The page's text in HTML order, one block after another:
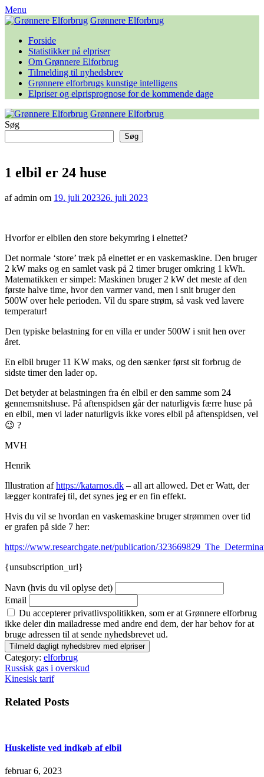
Skip
to
Menu
Grønnere Elforbrug
Forside
Statistikker på elpriser
Om Grønnere Elforbrug
Tilmelding til nyhedsbrev
Grønnere elforbrugs kunstige intelligens
Elpriser og elprisprognose for de kommende dage
Grønnere Elforbrug
Søg
Søg
1 elbil er 24 huse
af admin om 19. juli 202326. juli 2023
Hvorfor er elbilen den store bekymring i elnettet?
Det normale ‘store’ træk på elnettet er en vaskemaskine. Den bruger
2 kW maks og en samlet vask på 2 timer bruger omkring 1 kWh.
Matematikken er simpel: Maskinen bruger 2 kW det meste af den
første halve time, hvor den varmer vand, men i snit bruger den
500W over hele perioden. Vil du spare strøm, så vask ved lavere
temperatur!
Den typiske belastning for en villa er under 500W i snit hen over
året.
En elbil bruger 11 KW maks, og den sænker først sit forbrug de
sidste timer den lader op.
Det betyder at belastningen fra én elbil er den samme som 24
gennemsnitshuse. På aftenspidsen går der naturligvis færre huse på
en elbil, men vi lader naturligvis ikke vores elbil på aftenspidsen, vel
😉 ?
MVH
Henrik
Illustration afhttps://katarnos.dk – all art allowed. Det er Watt, der
lægger kontrafej til, det synes jeg er en fin effekt.
Hvis du vil se hvordan en vaskemaskine bruger strømmen over tid
er grafen på side 7 her:
https://www.researchgate.net/publication/
{unsubscription_url}
Navn (hvis du vil oplyse det)
Email
Du accepterer privatlivspolitikken, som er at Grønnere elforbrug
ikke deler din mailadresse med andre end dem, der har behov for at
bruge adressen til at sende nyhedsbrevet ud.
Category: elforbrug
Indlægsnavigation
Russisk gas i overskud
Kinesisk tarif
Related Posts
Huskeliste ved indkøb af elbil
februar 6, 2023